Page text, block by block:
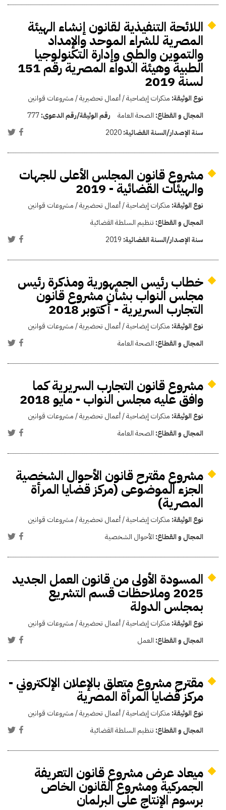
اللائحة التنفيذية لقانون إنشاء الهيئة
المصرية للشراء الموحد والإمداد
والتموين والطبى وإدارة التكنولوجيا
الطبية وهيئة الدواء المصرية رقم 151
لسنة 2019
نوع الوثيقة: مذكرات إيضاحية / أعمال تحضيرية / مشروعات قوانين
المجال و القطاع: الصحة العامة رقم الوثيقة/رقم الدعوى:777
سنة الإصدار/السنة القضائية:2020
مشروع قانون المجلس الأعلى للجهات
والهيئات القضائية - 2019
نوع الوثيقة: مذكرات إيضاحية / أعمال تحضيرية / مشروعات قوانين
المجال و القطاع: تنظيم السلطة القضائية
سنة الإصدار/السنة القضائية: 2019
خطاب رئيس الجمهورية ومذكرة رئيس
مجلس النواب بشأن مشروع قانون
التجارب السريرية - أكتوبر 2018
نوع الوثيقة: مذكرات إيضاحية / أعمال تحضيرية / مشروعات قوانين
المجال و القطاع: الصحة العامة
مشروع قانون التجارب السريرية كما
وافق عليه مجلس النواب - مايو 2018
نوع الوثيقة: مذكرات إيضاحية / أعمال تحضيرية / مشروعات قوانين
المجال و القطاع: الصحة العامة
مشروع مقترح قانون الأحوال الشخصية
الجزء الموضوعى (مركز قضايا المرأة
المصرية)
نوع الوثيقة: مذكرات إيضاحية / أعمال تحضيرية / مشروعات قوانين
المجال و القطاع: الأحوال الشخصية
المسودة الأولى من قانون العمل الجديد
2025 وملاحظات قسم التشريع
بمجلس الدولة
نوع الوثيقة: مذكرات إيضاحية / أعمال تحضيرية / مشروعات قوانين
المجال و القطاع: العمل
مقترح مشروع متعلق بالإعلان الإلكتروني -
مركز قضايا المرأة المصرية
نوع الوثيقة: مذكرات إيضاحية / أعمال تحضيرية / مشروعات قوانين
المجال و القطاع: تنظيم السلطة القضائية
ميعاد عرض مشروع قانون التعريفة
الجمركية ومشروع القانون الخاص
برسوم الإنتاج على البرلمان